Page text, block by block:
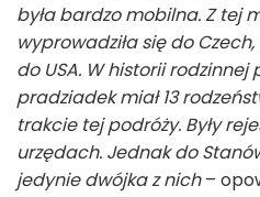
była bardzo mobilna. Z tej
wyprowadziła się do
do USA. W historii rodzinnej
pradziadek miał 13
trakcie tej podróży. Były
urzędach. Jednak do
jedynie dwójka z nich–